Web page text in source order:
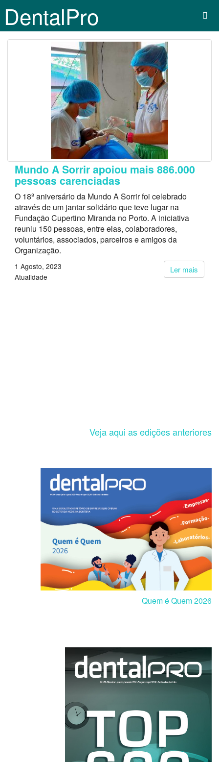
DentalPro
Mundo A Sorrir apoiou mais 886.000
pessoas carenciadas
O 18º aniversário da Mundo A Sorrir foi celebrado
através de um jantar solidário que teve lugar na
Fundação Cupertino Miranda no Porto. A iniciativa
reuniu 150 pessoas, entre elas, colaboradores,
voluntários, associados, parceiros e amigos da
Organização.
Ler mais
1 Agosto, 2023
Atualidade
Veja aqui as edições anteriores
Quem é Quem 2026